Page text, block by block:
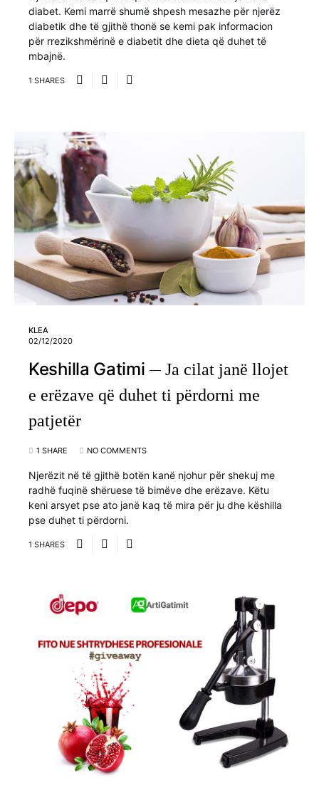
diabet. Kemi marrë shumë shpesh mesazhe për njerëz
diabetik dhe të gjithë thonë se kemi pak informacion
për rrezikshmërinë e diabetit dhe dieta që duhet të
mbajnë.
1 SHARES
KLEA
02/12/2020
Keshilla Gatimi
Ja cilat janë llojet
e erëzave që duhet ti përdorni me
patjetër
1 SHARE NO COMMENTS
Njerëzit në të gjithë botën kanë njohur për shekuj me
radhë fuqinë shëruese të bimëve dhe erëzave. Këtu
keni arsyet pse ato janë kaq të mira për ju dhe këshilla
pse duhet ti përdorni.
1 SHARES